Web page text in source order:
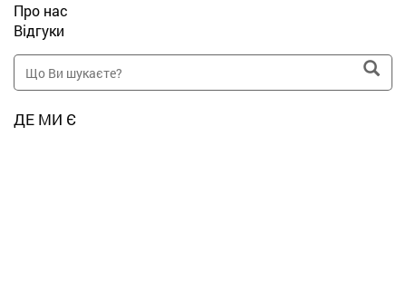
Про нас
Відгуки
ДЕ МИ Є